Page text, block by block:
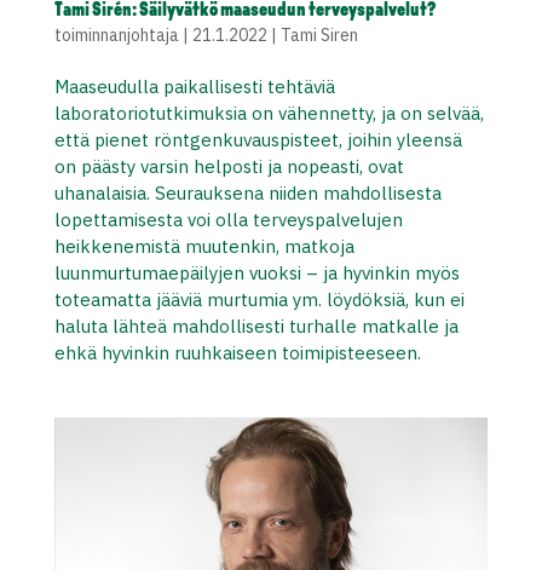
Tami Sirén: Säilyvätkö maaseudun terveyspalvelut?
toiminnanjohtaja| 21.1.2022 | Tami Siren
Maaseudulla paikallisesti tehtäviä
laboratoriotutkimuksia on vähennetty, ja on selvää,
että pienet röntgenkuvauspisteet, joihin yleensä
on päästy varsin helposti ja nopeasti, ovat
uhanalaisia. Seurauksena niiden mahdollisesta
lopettamisesta voi olla terveyspalvelujen
heikkenemistä muutenkin, matkoja
luunmurtumaepäilyjen vuoksi – ja hyvinkin myös
toteamatta jääviä murtumia ym. löydöksiä, kun ei
haluta lähteä mahdollisesti turhalle matkalle ja
ehkä hyvinkin ruuhkaiseen toimipisteeseen.